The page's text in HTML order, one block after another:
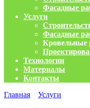
Фасадные
Услуги
Фасадные
Кровельные
Технологии
Материалы
Контакты
Главная
Услуги